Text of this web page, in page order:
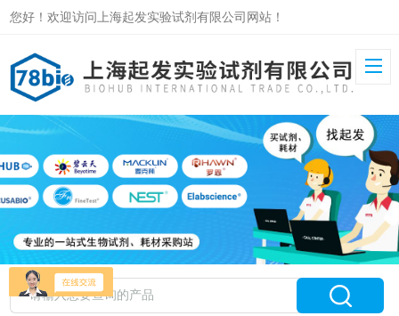
您好！欢迎访问上海起发实验试剂有限公司网站！